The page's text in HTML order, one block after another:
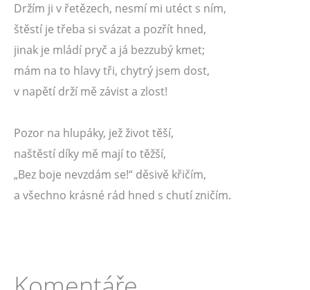
Držím ji v řetězech, nesmí mi utéct s ním,
štěstí je třeba si svázat a pozřít hned,
jinak je mládí pryč a já bezzubý kmet;
mám na to hlavy tři, chytrý jsem dost,
v napětí drží mě závist a zlost!
Pozor na hlupáky, jež život těší,
naštěstí díky mě mají to těžší,
„Bez boje nevzdám se!“ děsivě křičím,
a všechno krásné rád hned s chutí zničím.